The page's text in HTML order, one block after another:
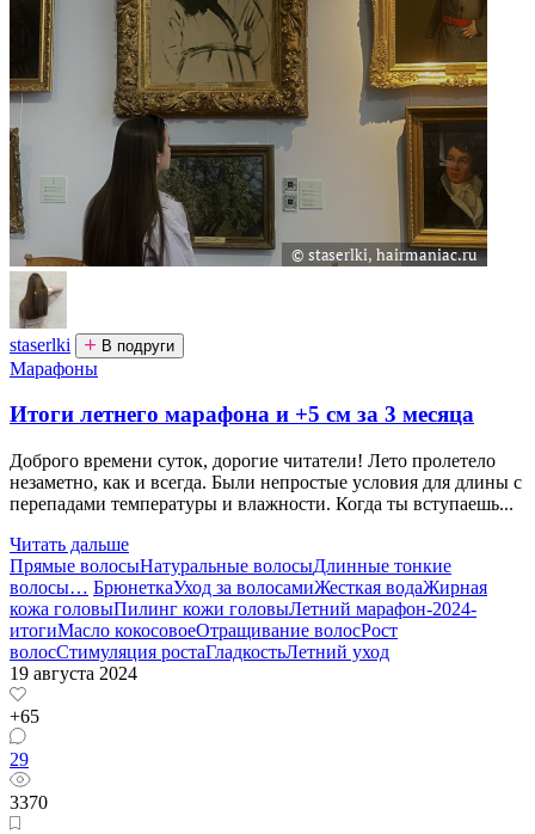
staserlki В подруги
Марафоны
Итоги летнего марафона и +5 см за 3 месяца
Доброго времени суток, дорогие читатели! Лето пролетело
незаметно, как и всегда. Были непростые условия для длины с
перепадами температуры и влажности. Когда ты вступаешь...
Читать дальше
Прямые волосыНатуральные волосыДлинные тонкие
волосы… БрюнеткаУход за волосамиЖесткая водаЖирная
кожа головыПилинг кожи головыЛетний марафон-2024-
итогиМасло кокосовоеОтращивание волосРост
волосСтимуляция ростаГладкостьЛетний уход
19 августа 2024
+65
29
3370